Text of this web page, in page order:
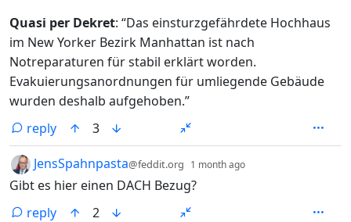
Quasi per Dekret: “Das einsturzgefährdete Hochhaus
im New Yorker Bezirk Manhattan ist nach
Notreparaturen für stabil erklärt worden.
Evakuierungsanordnungen für umliegende Gebäude
wurden deshalb aufgehoben.”
reply
3
by
JensSpahnpasta@feddit.org 1 month ago
Gibt es hier einen DACH Bezug?
reply
2